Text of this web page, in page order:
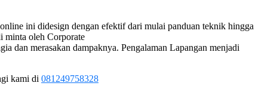
ini didesign dengan efektif dari mulai panduan teknik hingga
minta oleh Corporate
dan merasakan dampaknya. Pengalaman Lapangan menjadi
kami di 081249758328